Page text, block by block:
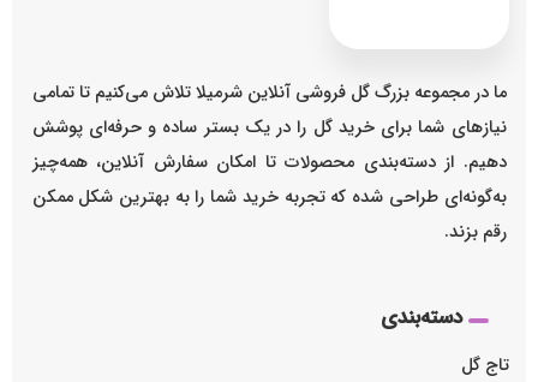
ما در مجموعه بزرگ گل فروشی آنلاین شرمیلا تلاش می‌کنیم تا تمامی
نیازهای شما برای خرید گل را در یک بستر ساده و حرفه‌ای پوشش
دهیم. از دسته‌بندی محصولات تا امکان سفارش آنلاین، همه‌چیز
به‌گونه‌ای طراحی شده که تجربه خرید شما را به بهترین شکل ممکن
رقم بزند.
دسته‌بندی
تاج گل